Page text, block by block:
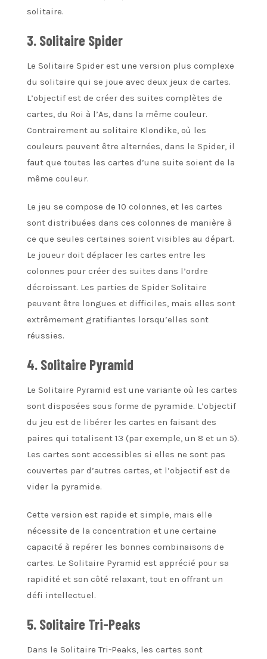
solitaire.
3. Solitaire Spider
Le Solitaire Spider est une version plus complexe
du solitaire qui se joue avec deux jeux de cartes.
L’objectif est de créer des suites complètes de
cartes, du Roi à l’As, dans la même couleur.
Contrairement au solitaire Klondike, où les
couleurs peuvent être alternées, dans le Spider, il
faut que toutes les cartes d’une suite soient de la
même couleur.
Le jeu se compose de 10 colonnes, et les cartes
sont distribuées dans ces colonnes de manière à
ce que seules certaines soient visibles au départ.
Le joueur doit déplacer les cartes entre les
colonnes pour créer des suites dans l’ordre
décroissant. Les parties de Spider Solitaire
peuvent être longues et difficiles, mais elles sont
extrêmement gratifiantes lorsqu’elles sont
réussies.
4. Solitaire Pyramid
Le Solitaire Pyramid est une variante où les cartes
sont disposées sous forme de pyramide. L’objectif
du jeu est de libérer les cartes en faisant des
paires qui totalisent 13 (par exemple, un 8 et un 5).
Les cartes sont accessibles si elles ne sont pas
couvertes par d’autres cartes, et l’objectif est de
vider la pyramide.
Cette version est rapide et simple, mais elle
nécessite de la concentration et une certaine
capacité à repérer les bonnes combinaisons de
cartes. Le Solitaire Pyramid est apprécié pour sa
rapidité et son côté relaxant, tout en offrant un
défi intellectuel.
5. Solitaire Tri-Peaks
Dans le Solitaire Tri-Peaks, les cartes sont